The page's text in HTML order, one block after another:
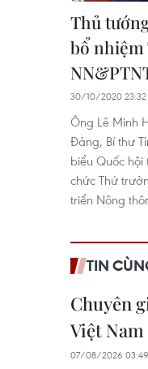
Thủ
bổ nhiệm
30/10/2020 23:32
Ông Lê Minh
Đảng, Bí thư
biểu Quốc
chức Thứ
triển Nông
TIN
Chuyên
Việt Nam
07/08/2026 03:49